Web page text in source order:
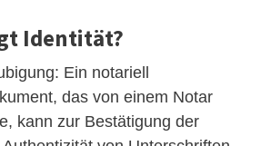
Identität?
Ein notariell
das von einem Notar
kann zur Bestätigung der